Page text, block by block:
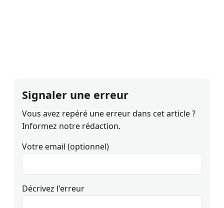
Signaler une erreur
Vous avez repéré une erreur dans cet article ?
Informez notre rédaction.
Votre email (optionnel)
Décrivez l'erreur